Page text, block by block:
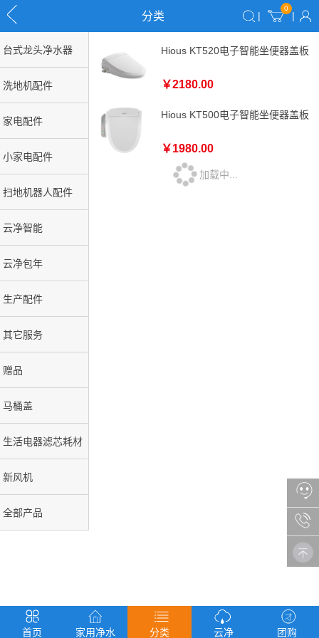
分类 |
0
|
首页 家用净水 分类 云净 团购
台式龙头净水器
洗地机配件
家电配件
小家电配件
扫地机器人配件
云净智能
云净包年
生产配件
其它服务
赠品
马桶盖
生活电器滤芯耗材
新风机
全部产品
Hious KT520电子智能坐便器盖板
￥2180.00
Hious KT500电子智能坐便器盖板
￥1980.00
加载中...